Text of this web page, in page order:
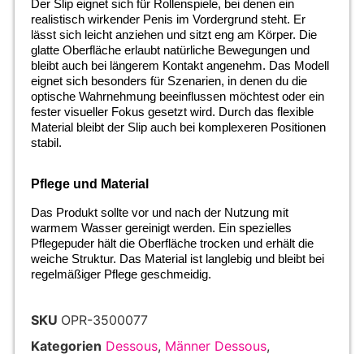
Der Slip eignet sich für Rollenspiele, bei denen ein
realistisch wirkender Penis im Vordergrund steht. Er
lässt sich leicht anziehen und sitzt eng am Körper. Die
glatte Oberfläche erlaubt natürliche Bewegungen und
bleibt auch bei längerem Kontakt angenehm. Das Modell
eignet sich besonders für Szenarien, in denen du die
optische Wahrnehmung beeinflussen möchtest oder ein
fester visueller Fokus gesetzt wird. Durch das flexible
Material bleibt der Slip auch bei komplexeren Positionen
stabil.
Pflege und Material
Das Produkt sollte vor und nach der Nutzung mit
warmem Wasser gereinigt werden. Ein spezielles
Pflegepuder hält die Oberfläche trocken und erhält die
weiche Struktur. Das Material ist langlebig und bleibt bei
regelmäßiger Pflege geschmeidig.
SKU OPR-3500077
Kategorien Dessous, Männer Dessous,